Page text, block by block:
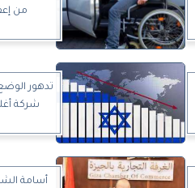
من
شركة
أسامة